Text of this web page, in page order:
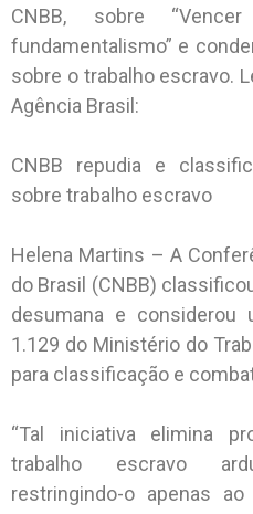
CNBB, sobre
fundamentalismo” e
sobre o trabalho escravo.
Agência Brasil:
CNBB repudia e
sobre trabalho escravo
Helena Martins – A
do Brasil (CNBB)
desumana e considerou
1.129 do Ministério do
para classificação e
“Tal iniciativa elimina
trabalho escravo
restringindo-o apenas